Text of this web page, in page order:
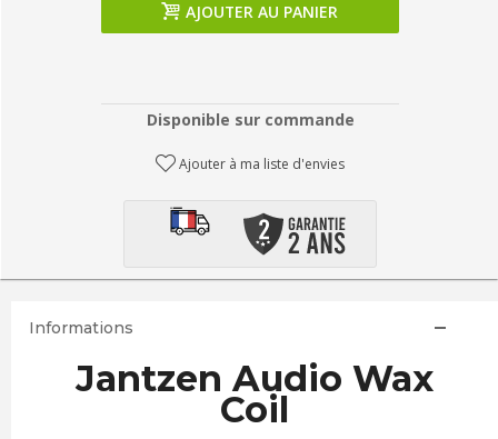
AJOUTER AU PANIER
Disponible sur commande
Ajouter à ma liste d'envies
Informations
Jantzen Audio Wax
Coil